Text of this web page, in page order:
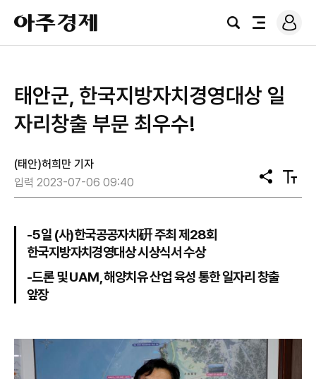
아
주
경
검
전
로
그
태안군, 한국지방자치경영대상 일
자리창출 부문 최우수!
(태안)허희만 기자
입력 2023-07-06 09:40
공
유
텍
스
-5일 (사)한국공공자치硏 주최 제28회
한국지방자치경영대상 시상식서 수상
-드론 및 UAM, 해양치유 산업 육성 통한 일자리 창출
앞장